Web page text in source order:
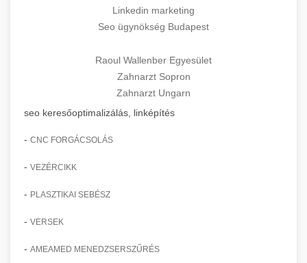
Linkedin marketing
Seo ügynökség Budapest
Raoul Wallenber Egyesület
Zahnarzt Sopron
Zahnarzt Ungarn
seo keresőoptimalizálás, linképítés
- CNC FORGÁCSOLÁS
- VEZÉRCIKK
- PLASZTIKAI SEBÉSZ
- VERSEK
- AMEAMED MENEDZSERSZŰRÉS